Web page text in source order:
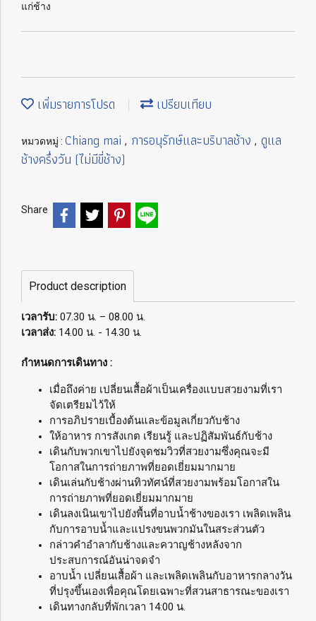
แก่ช้าง
เพิ่มรายการโปรด เปรียบเทียบ
หมวดหมู่ : Chiang mai , การอนุรักษ์และบริบาลช้าง , ดูแล
ช้างครึ่งวัน (ไม่มีขี่ช้าง)
Share
Product description
เวลารับ: 07.30 น. – 08.00 น.
เวลาส่ง: 14.00 น. - 14.30 น.
กำหนดการเดินทาง :
เมื่อถึงค่าย เปลี่ยนเสื้อผ้าเป็นเครื่องแบบสวยงามที่เรา
จัดเตรียมไว้ให้
การอภิปรายเบื้องต้นและข้อมูลเกี่ยวกับช้าง
ให้อาหาร การสังเกต เรียนรู้ และปฏิสัมพันธ์กับช้าง
เดินกับพวกเขาไปยังจุดชมวิวที่สวยงามซึ่งคุณจะมี
โอกาสในการถ่ายภาพที่ยอดเยี่ยมมากมาย
เดินเล่นกับช้างผ่านทิวทัศน์ที่สวยงามพร้อมโอกาสใน
การถ่ายภาพที่ยอดเยี่ยมมากมาย
เดินลงเนินเขาไปยังพื้นที่อาบน้ำช้างของเรา เพลิดเพลิน
กับการอาบน้ำและแปรงขนพวกมันในสระส่วนตัว
กล่าวคำอำลากับช้างและควาญช้างหลังจาก
ประสบการณ์อันน่าจดจำ
อาบน้ำ เปลี่ยนเสื้อผ้า และเพลิดเพลินกับอาหารกลางวัน
ที่ปรุงขึ้นเองเพื่อคุณโดยเฉพาะที่สวนสาธารณะของเรา
เดินทางกลับที่พักเวลา 14:00 น.